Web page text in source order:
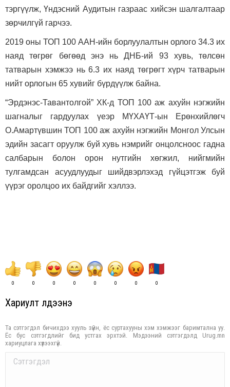
тэргүүлж, Үндэсний Аудитын газраас хийсэн шалгалтаар
зөрчилгүй гарчээ.
2019 оны ТОП 100 ААН-ийн борлуулалтын орлого 34.3 их
наяд төгрөг бөгөөд энэ нь ДНБ-ий 93 хувь, төлсөн
татварын хэмжээ нь 6.3 их наяд төгрөгт хүрч татварын
нийт орлогын 65 хувийг бүрдүүлж байна.
“Эрдэнэс-Тавантолгой” ХК-д ТОП 100 аж ахуйн нэгжийн
шагналыг гардуулах үеэр МҮХАҮТ-ын Ерөнхийлөгч
О.Амартүвшин ТОП 100 аж ахуйн нэгжийн Монгол Улсын
эдийн засагт оруулж буй хувь нэмрийг онцолсноос гадна
салбарын болон орон нутгийн хөгжил, нийгмийн
тулгамдсан асуудлуудыг шийдвэрлэхэд гүйцэтгэж буй
үүрэг оролцоо их байдгийг хэллээ.
0 0 0 0 0 0 0 0
Хариулт үлдээнэ үү
Та сэтгэгдэл бичихдээ хууль зүйн, ёс суртахууны хэм хэмжээг баримтална уу.
Ёс бус сэтгэгдлийг бид устгах эрхтэй. Мэдээний сэтгэгдэлд Urug.mn
хариуцлага хүлээхгүй.
Comment